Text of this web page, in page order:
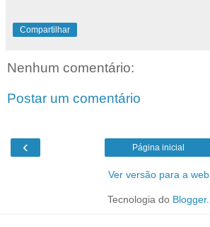
Compartilhar
Nenhum comentário:
Postar um comentário
‹ Página inicial
Ver versão para a web
Tecnologia do Blogger.